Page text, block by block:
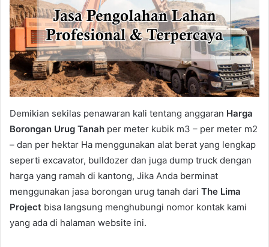
Demikian sekilas penawaran kali tentang anggaran Harga
Borongan Urug Tanah per meter kubik m3 – per meter m2
– dan per hektar Ha menggunakan alat berat yang lengkap
seperti excavator, bulldozer dan juga dump truck dengan
harga yang ramah di kantong, Jika Anda berminat
menggunakan jasa borongan urug tanah dari The Lima
Project bisa langsung menghubungi nomor kontak kami
yang ada di halaman website ini.